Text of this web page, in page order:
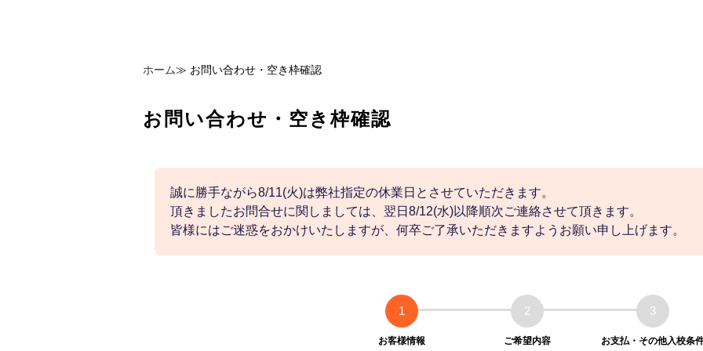
ホーム≫ お問い合わせ・空き枠確認
お問い合わせ・空き枠確認
誠に勝手ながら8/11(火)は弊社指定の休業日とさせていただきます。
頂きましたお問合せに関しましては、翌日8/12(水)以降順次ご連絡させて頂きます。
皆様にはご迷惑をおかけいたしますが、何卒ご了承いただきますようお願い申し上げます。
1
お客様情報
2
ご希望内容
3
お支払・その他入校条